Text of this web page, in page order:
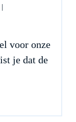
NachtBril
|
voor onze
je dat de